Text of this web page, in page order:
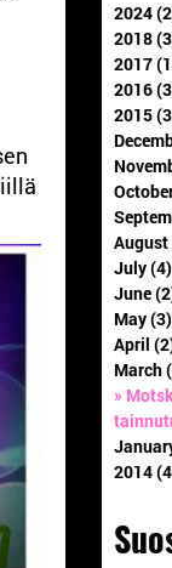
2024
2018
2017
2016
2015
August
July (4)
June
May (3)
April
March
»
2014